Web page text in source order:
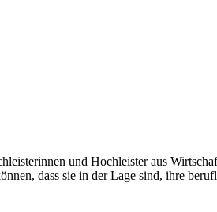
und Hochleister aus
dass sie in der Lage sind, ihre